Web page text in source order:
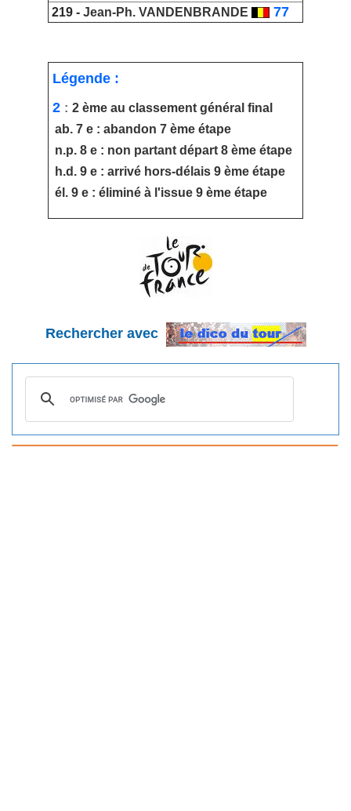
219 - Jean-Ph. VANDENBRANDE 77
Légende :
2 : 2 ème au classement général final
ab. 7 e : abandon 7 ème étape
n.p. 8 e : non partant départ 8 ème étape
h.d. 9 e : arrivé hors-délais 9 ème étape
él. 9 e : éliminé à l'issue 9 ème étape
Rechercher avec